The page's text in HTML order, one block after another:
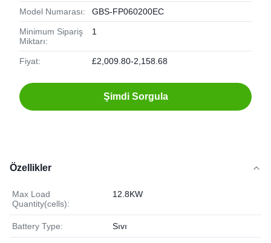
Model Numarası: GBS-FP060200EC
Minimum Sipariş
Miktarı:
1
Fiyat: £2,009.80-2,158.68
Şimdi Sorgula
Özellikler
Max Load
Quantity(cells):
12.8KW
Battery Type: Sıvı